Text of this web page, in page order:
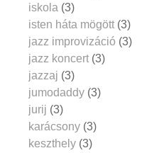
iskola (3)
isten háta mögött (3)
jazz improvizáció (3)
jazz koncert (3)
jazzaj (3)
jumodaddy (3)
jurij (3)
karácsony (3)
keszthely (3)